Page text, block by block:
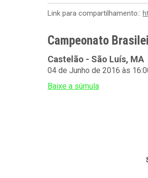
Link para compartilhamento::
Campeonato
Castelão - São Luís, MA
04 de Junho de 2016 às
Baixe a súmula